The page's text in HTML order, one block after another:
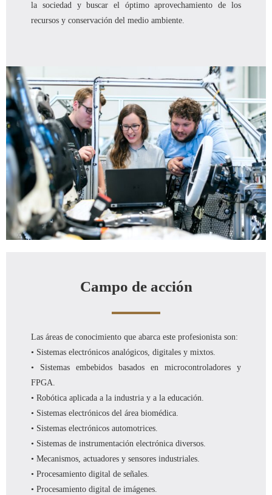
la sociedad y buscar el óptimo aprovechamiento de los
recursos y conservación del medio ambiente.
Campo de acción
Las áreas de conocimiento que abarca este profesionista son:
• Sistemas electrónicos analógicos, digitales y mixtos.
• Sistemas embebidos basados en microcontroladores y
FPGA.
• Robótica aplicada a la industria y a la educación.
• Sistemas electrónicos del área biomédica.
• Sistemas electrónicos automotrices.
• Sistemas de instrumentación electrónica diversos.
• Mecanismos, actuadores y sensores industriales.
• Procesamiento digital de señales.
• Procesamiento digital de imágenes.